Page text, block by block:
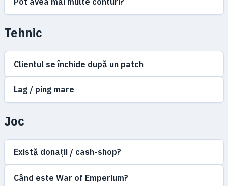
Tehnic
Clientul se închide după un patch
Lag / ping mare
Joc
Există donații / cash-shop?
Când este War of Emperium?